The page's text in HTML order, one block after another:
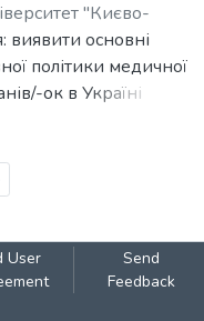
"Києво-
,2025)
виявити основні
політики медичної
ок в Україні
ефективності
User
Send
Feedback